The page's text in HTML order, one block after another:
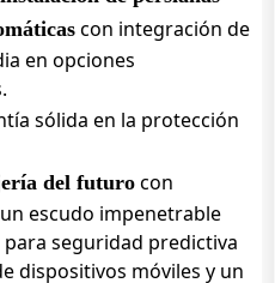
con integración de
en opciones
sólida en la protección
del futuro con
escudo impenetrable
seguridad predictiva
dispositivos móviles y un